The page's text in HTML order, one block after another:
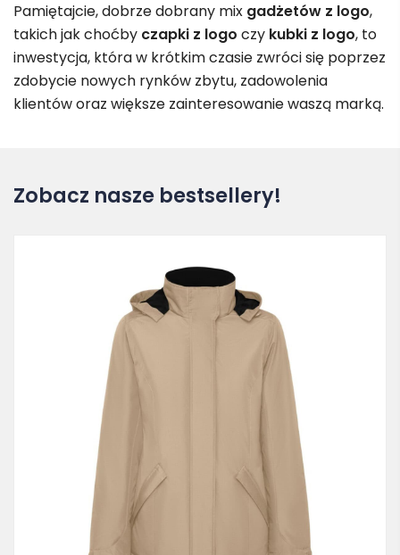
Pamiętajcie, dobrze dobrany mix gadżetów z logo,
takich jak choćby czapki z logo czy kubki z logo, to
inwestycja, która w krótkim czasie zwróci się poprzez
zdobycie nowych rynków zbytu, zadowolenia
klientów oraz większe zainteresowanie waszą marką.
Zobacz nasze bestsellery!